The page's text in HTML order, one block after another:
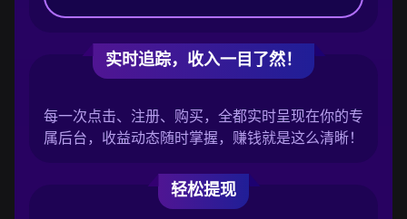
实时追踪，收入一目了然！
每一次点击、注册、购买，全都实时呈现在你的专
属后台，收益动态随时掌握，赚钱就是这么清晰！
轻松提现